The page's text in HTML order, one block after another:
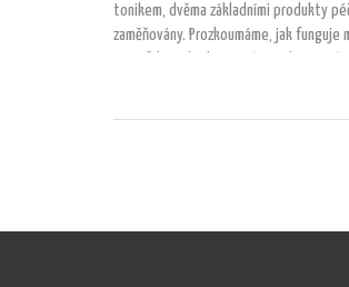
tonikem, dvěma základními produkty
zaměňovány. Prozkoumáme, jak